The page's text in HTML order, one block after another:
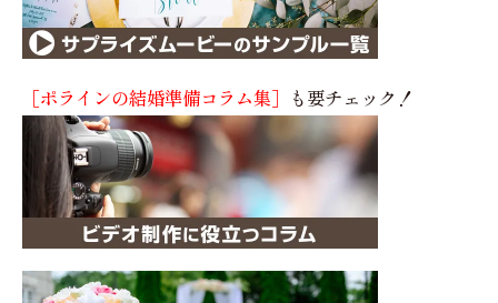
［ポラインの結婚準備コラム集］ も要チェック！